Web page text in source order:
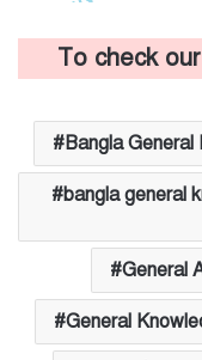
To check
Bangla General
bangla general
General
General